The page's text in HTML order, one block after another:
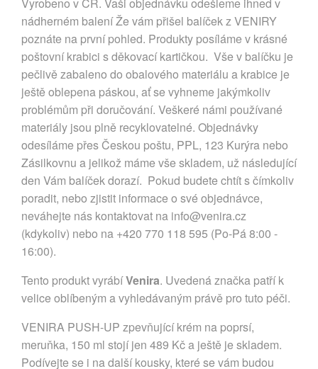
Vyrobeno v ČR. Vaši objednávku odešleme ihned v
nádherném balení Že vám přišel balíček z VENIRY
poznáte na první pohled. Produkty posíláme v krásné
poštovní krabici s děkovací kartičkou. Vše v balíčku je
pečlivě zabaleno do obalového materiálu a krabice je
ještě oblepena páskou, ať se vyhneme jakýmkoliv
problémům při doručování. Veškeré námi používané
materiály jsou plně recyklovatelné. Objednávky
odesíláme přes Českou poštu, PPL, 123 Kurýra nebo
Zásilkovnu a jelikož máme vše skladem, už následující
den Vám balíček dorazí. Pokud budete chtít s čímkoliv
poradit, nebo zjistit informace o své objednávce,
neváhejte nás kontaktovat na info@venira.cz
(kdykoliv) nebo na +420 770 118 595 (Po-Pá 8:00 -
16:00).
Tento produkt vyrábíVenira. Uvedená značka patří k
velice oblíbeným a vyhledávaným právě pro tuto péči.
VENIRA PUSH-UP zpevňující krém na poprsí,
meruňka, 150 ml stojí jen 489 Kč a ještě je skladem.
Podívejte se i na další kousky, které se vám budou